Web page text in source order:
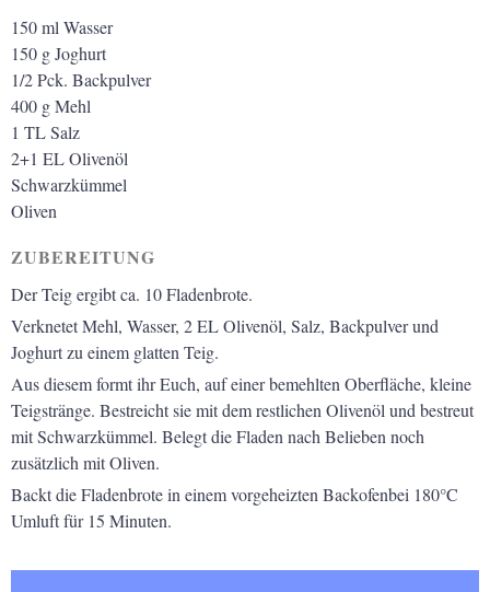
150mlWasser
150 gJoghurt
1/2Pck. Backpulver
400 gMehl
1 TLSalz
2+1 ELOlivenöl
Schwarzkümmel
Oliven
ZUBEREITUNG
Der Teig ergibt ca. 10 Fladenbrote.
Verknetet Mehl, Wasser, 2 EL Olivenöl, Salz, Backpulver und
Joghurt zu einem glatten Teig.
Aus diesem formt ihr Euch, auf einer bemehlten Oberfläche, kleine
Teigstränge. Bestreicht sie mit dem restlichen Olivenöl und bestreut
mitSchwarzkümmel. Belegt die Fladen nach Belieben noch
zusätzlich mitOliven.
Backt die Fladenbrote in einem vorgeheizten Backofenbei 180°C
Umluft für 15 Minuten.